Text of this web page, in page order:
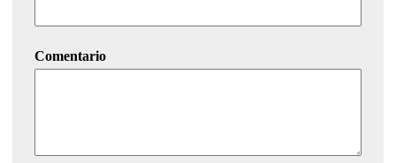
Comentario